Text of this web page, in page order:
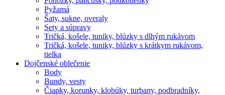
Pyžamá
Šaty, sukne, overaly
Sety a súpravy
Tričká, košele, tuniky, blúzky s dlhým rukávom
Tričká, košele, tuniky, blúzky s krátkym rukávom,
tielka
Dojčenské oblečenie
Body
Bundy, vesty
Čiapky, korunky, klobúky, turbany, podbradníky,